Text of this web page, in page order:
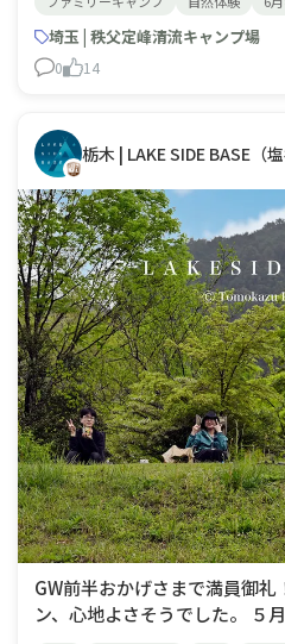
しい光に感動✨ 自然の中で過
い出になります⛺ お子さまの
と聞け
埼玉 | 秩父定峰清流キャンプ場
0 14
栃木 | LAKE SIDE BASE（
GW前半おかげさまで満員御
ン、心地よさそうでした。 ５